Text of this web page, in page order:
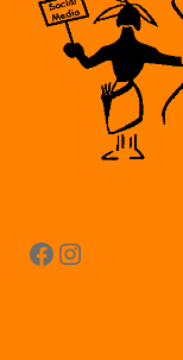
Facebook
Instagram